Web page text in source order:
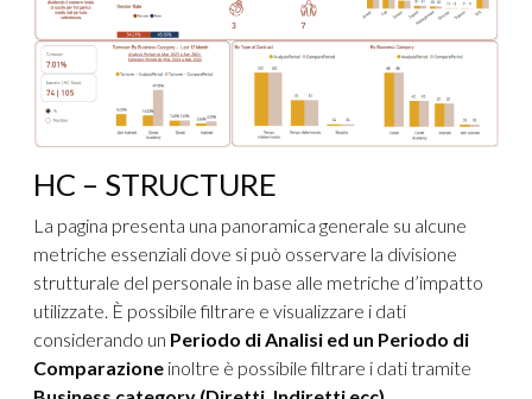
HC – STRUCTURE
La pagina presenta una panoramica generale su alcune
metriche essenziali dove si può osservare la divisione
strutturale del personale in base alle metriche d’impatto
utilizzate. È possibile filtrare e visualizzare i dati
considerando un Periodo di Analisi ed un Periodo di
Comparazione inoltre è possibile filtrare i dati tramite